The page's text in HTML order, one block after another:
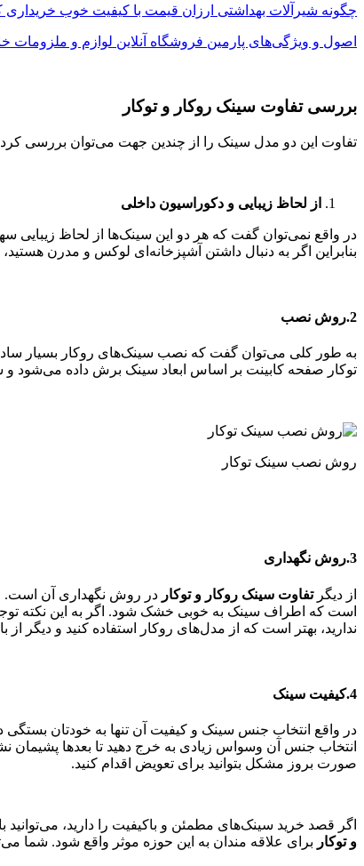
چگونه شیرآلات بهداشتی ارزان قیمت با کیفیت خوب خریداری
اصول و ویژگی‌های پارمین فروشگاه آنلاین لوازم و ملزومات
بررسی تفاوت سینک روکار و توکار
تفاوت این دو مدل سینک را از چندین جهت می‌توان بررسی
از لحاظ زیبایی و دکوراسیون داخلی
در واقع نمی‌توان گفت که هر دو این سینک‌ها از لحاظ زیبایی
بنابراین اگر به دنبال داشتن آشپزخانه‌ای لوکس و مدرن
2.روش نصب
به طور کلی می‌توان گفت که نصب سینک‌های روکار بسیار
توکار صفحه کابینت بر اساس ابعاد سینک برش داده می‌شود
روش نصب سینک توکار
3.روش نگهداری
از دیگرتفاوت سینک روکار و توکار در روش نگهداری آن است.
است که اطراف سینک به خوبی خشک شود. اگر به این نکته
ندارید، بهتر است که از مدل‌های روکار استفاده کنید و دیگر از
4.کیفیت سینک
در واقع انتخاب جنس سینک و کیفیت آن تنها به خودتان بستگی
انتخاب جنس آن وسواس زیادی به خرج دهید تا بعدها پشیمان
صورت بروز مشکل بتوانید برای تعویض اقدام کنید.
اگر قصد خرید سینک‌های مطمئن و باکیفیت را دارید،
و توکار برای علاقه مندان به این حوزه موثر واقع شود. شما